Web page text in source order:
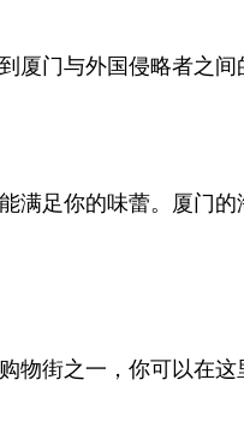
门与外国侵略者之间
足你的味蕾。厦门
街之一，你可以在